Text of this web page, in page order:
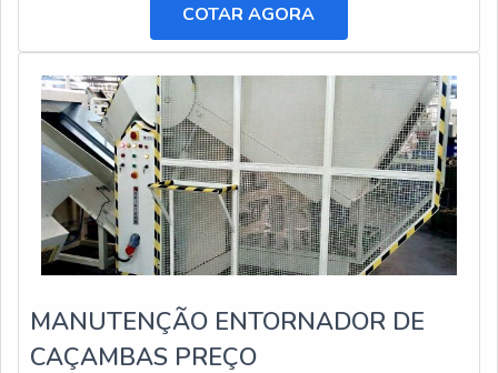
COTAR AGORA
MANUTENÇÃO ENTORNADOR DE
CAÇAMBAS PREÇO